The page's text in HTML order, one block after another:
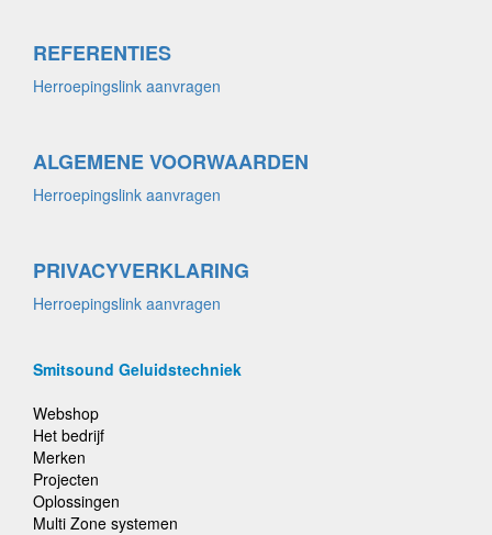
REFERENTIES
Herroepingslink aanvragen
ALGEMENE VOORWAARDEN
Herroepingslink aanvragen
PRIVACYVERKLARING
Herroepingslink aanvragen
Smitsound Geluidstechniek
Webshop
Het bedrijf
Merken
Projecten
Oplossingen
Multi Zone systemen